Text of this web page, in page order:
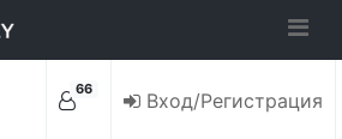
66 Вход/Регистрация